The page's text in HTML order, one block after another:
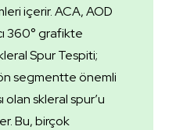
içerir. ACA, AOD
360° grafikte
Spur Tespiti;
segmentte önemli
skleral spur’u
Bu, birçok